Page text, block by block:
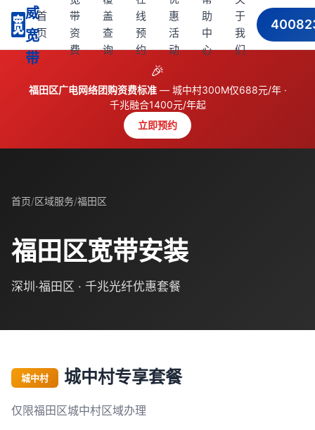
威
宽
带
首
页
带
资
费
盖
查
询
线
预
约
惠
活
动
助
中
心
于
我
们
🎉
福田区广电网络团购资费标准— 城中村300M仅688元/年 ·
千兆融合1400元/年起
立即预约
首页/区域服务/福田区
福田区宽带安装
深圳·福田区 · 千兆光纤优惠套餐
城中村 城中村专享套餐
仅限福田区城中村区域办理